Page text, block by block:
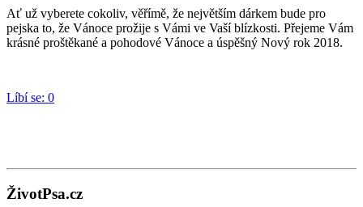
Ať už vyberete cokoliv, věřímě, že největším dárkem bude pro
pejska to, že Vánoce prožije s Vámi ve Vaší blízkosti. Přejeme Vám
krásné proštěkané a pohodové Vánoce a úspěšný Nový rok 2018.
Líbí se: 0
ŽivotPsa.cz